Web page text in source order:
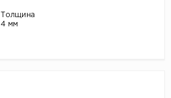
Толщина
4 мм